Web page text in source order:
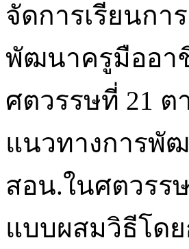
จัดการเรียนกา
พัฒนาครูมืออา
ศตวรรษที่ 21 ต
แนวทางการพั
สอน.ในศตวรร
แบบผสมวิธีโด